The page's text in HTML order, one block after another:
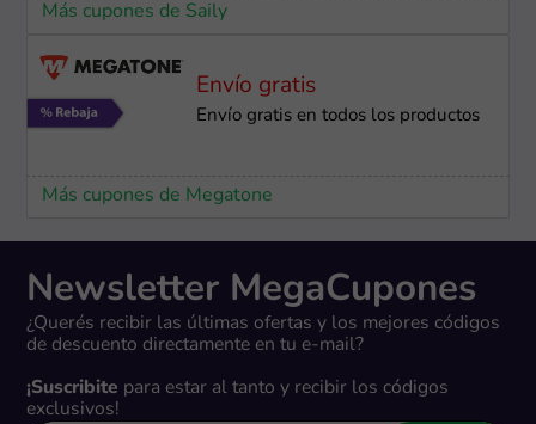
Más cupones de Saily
Envío gratis
Envío gratis en todos los productos
Más cupones de Megatone
Newsletter MegaCupones
¿Querés recibir las últimas ofertas y los mejores códigos
de descuento directamente en tu e-mail?
¡Suscribite para estar al tanto y recibir los códigos
exclusivos!